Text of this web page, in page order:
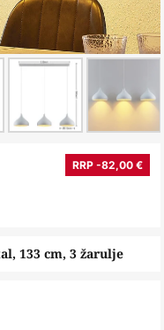
133 cm, 3 žarulje
RRP -82,00 €